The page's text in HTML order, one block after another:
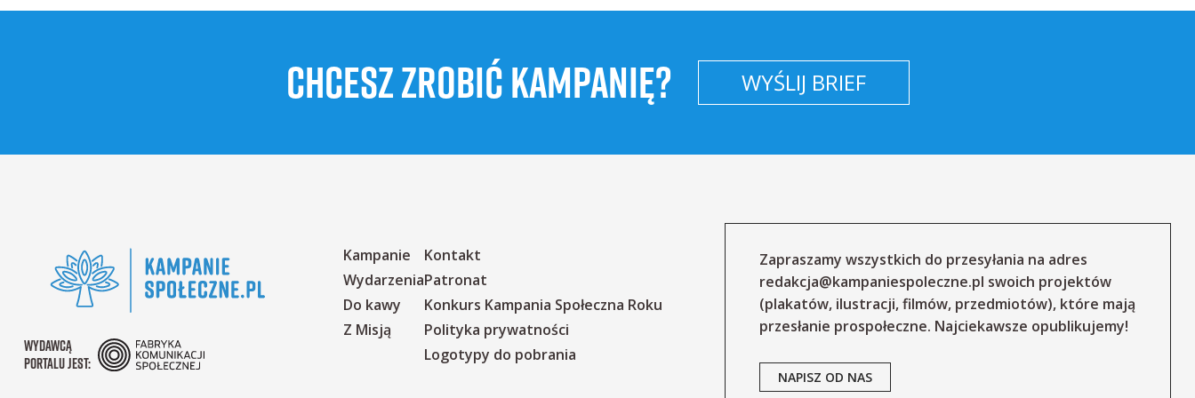
CHCESZ ZROBIĆ KAMPANIĘ? WYŚLIJ BRIEF
WYDAWCĄ
PORTALU JEST:
Kampanie
Wydarzenia
Do kawy
Z Misją
Kontakt
Patronat
Konkurs Kampania Społeczna Roku
Polityka prywatności
Logotypy do pobrania
Zapraszamy wszystkich do przesyłania na adres
redakcja@kampaniespoleczne.pl swoich projektów
(plakatów, ilustracji, filmów, przedmiotów), które mają
przesłanie prospołeczne. Najciekawsze opublikujemy!
NAPISZ OD NAS